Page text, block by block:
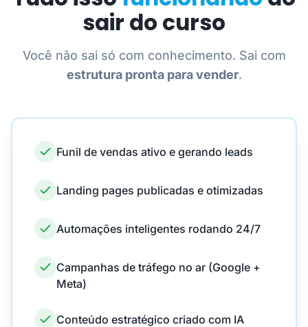
sair do curso
Você não sai só com conhecimento. Sai com
estrutura pronta para vender.
Funil de vendas ativo e gerando leads
Landing pages publicadas e otimizadas
Automações inteligentes rodando 24/7
Campanhas de tráfego no ar (Google +
Meta)
Conteúdo estratégico criado com IA